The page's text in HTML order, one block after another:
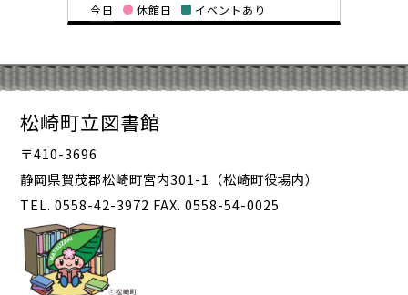
今日 休館日 イベントあり
松崎町立図書館
〒410-3696
静岡県賀茂郡松崎町宮内301-1（松崎町役場内）
TEL. 0558-42-3972 FAX. 0558-54-0025